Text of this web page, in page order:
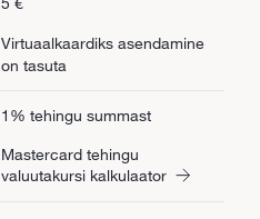
Virtuaalkaardiks asendamine
on tasuta
1% tehingu summast
Mastercard tehingu
valuutakursi kalkulaator